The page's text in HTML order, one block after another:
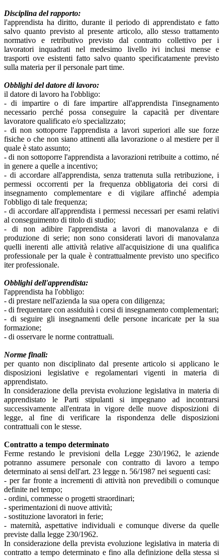
Disciplina del rapporto:
l'apprendista ha diritto, durante il periodo di apprendistato e fatto
salvo quanto previsto al presente articolo, allo stesso trattamento
normativo e retributivo previsto dal contratto collettivo per i
lavoratori inquadrati nel medesimo livello ivi inclusi mense e
trasporti ove esistenti fatto salvo quanto specificatamente previsto
sulla materia per il personale part time.
Obblighi del datore di lavoro:
il datore di lavoro ha l'obbligo:
- di impartire o di fare impartire all'apprendista l'insegnamento
necessario perché possa conseguire la capacità per diventare
lavoratore qualificato e/o specializzato;
- di non sottoporre l'apprendista a lavori superiori alle sue forze
fisiche o che non siano attinenti alla lavorazione o al mestiere per il
quale è stato assunto;
- di non sottoporre l'apprendista a lavorazioni retribuite a cottimo, né
in genere a quelle a incentivo;
- di accordare all'apprendista, senza trattenuta sulla retribuzione, i
permessi occorrenti per la frequenza obbligatoria dei corsi di
insegnamento complementare e di vigilare affinché adempia
l'obbligo di tale frequenza;
- di accordare all'apprendista i permessi necessari per esami relativi
al conseguimento di titolo di studio;
- di non adibire l'apprendista a lavori di manovalanza e di
produzione di serie; non sono considerati lavori di manovalanza
quelli inerenti alle attività relative all'acquisizione di una qualifica
professionale per la quale è contrattualmente previsto uno specifico
iter professionale.
Obblighi dell'apprendista:
l'apprendista ha l'obbligo:
- di prestare nell'azienda la sua opera con diligenza;
- di frequentare con assiduità i corsi di insegnamento complementari;
- di seguire gli insegnamenti delle persone incaricate per la sua
formazione;
- di osservare le norme contrattuali.
Norme finali:
per quanto non disciplinato dal presente articolo si applicano le
disposizioni legislative e regolamentari vigenti in materia di
apprendistato.
In considerazione della prevista evoluzione legislativa in materia di
apprendistato le Parti stipulanti si impegnano ad incontrarsi
successivamente all'entrata in vigore delle nuove disposizioni di
legge, al fine di verificare la rispondenza delle disposizioni
contrattuali con le stesse.
Contratto a tempo determinato
Ferme restando le previsioni della Legge 230/1962, le aziende
potranno assumere personale con contratto di lavoro a tempo
determinato ai sensi dell'art. 23 legge n. 56/1987 nei seguenti casi:
- per far fronte a incrementi di attività non prevedibili o comunque
definite nel tempo;
- ordini, commesse o progetti straordinari;
- sperimentazioni di nuove attività;
- sostituzione lavoratori in ferie;
- maternità, aspettative individuali e comunque diverse da quelle
previste dalla legge 230/1962.
In considerazione della prevista evoluzione legislativa in materia di
contratto a tempo determinato e fino alla definizione della stessa si